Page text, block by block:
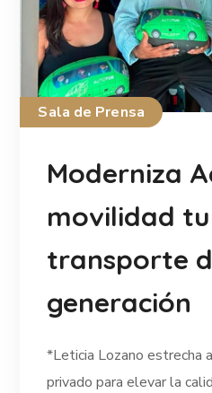
Sala de Prensa
Moderniza
movilidad
transporte
generación
*Leticia Lozano estrecha
privado para elevar la